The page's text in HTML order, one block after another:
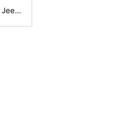
Risoluzione dei problemi di un Jeep Cherokee AC